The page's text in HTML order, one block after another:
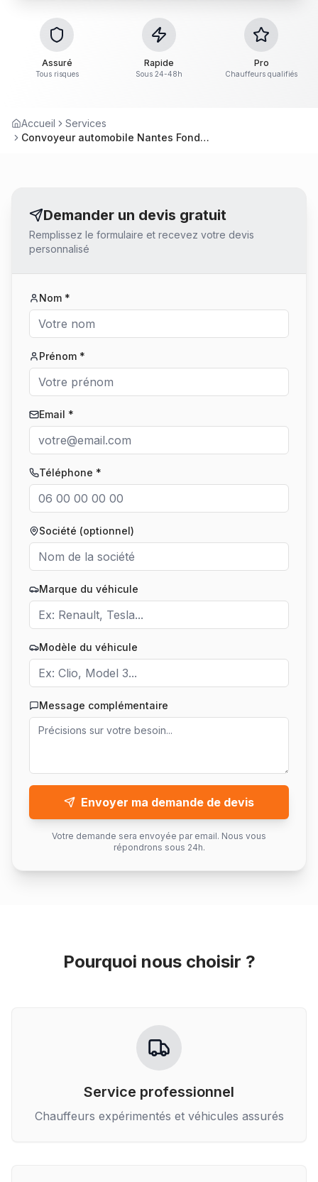
Assuré
Tous risques
Rapide
Sous 24-48h
Pro
Chauffeurs qualifiés
Accueil
Services
Convoyeur automobile Nantes Fondettes – Service professionnel
Demander un devis gratuit
Remplissez le formulaire et recevez votre devis
personnalisé
Nom *
Prénom *
Email *
Téléphone *
Société (optionnel)
Marque du véhicule
Modèle du véhicule
Message complémentaire
Envoyer ma demande de devis
Votre demande sera envoyée par email. Nous vous
répondrons sous 24h.
Pourquoi nous choisir ?
Service professionnel
Chauffeurs expérimentés et véhicules assurés